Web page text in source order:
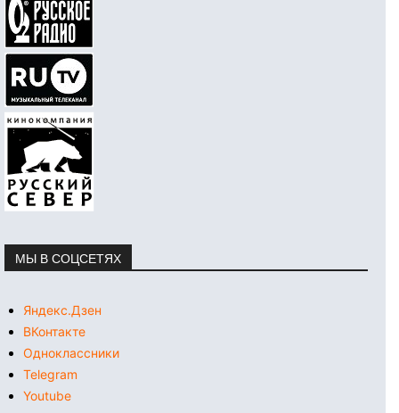
МЫ В СОЦСЕТЯХ
Яндекс.Дзен
ВКонтакте
Одноклассники
Telegram
Youtube